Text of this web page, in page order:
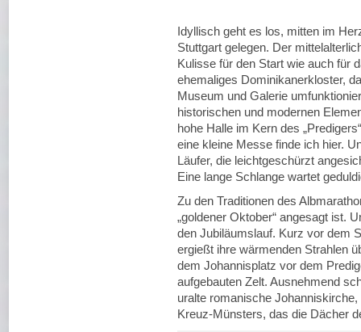
Idyllisch geht es los, mitten im
Stuttgart gelegen. Der
Kulisse für den Start wie auch für
ehemaliges Dominikanerkloster,
Museum und Galerie
historischen und modernen
hohe Halle im Kern des
eine kleine Messe finde ich hier.
Läufer, die leichtgeschürzt
Eine lange Schlange wartet
Zu den Traditionen des
„goldener Oktober“ angesagt ist.
den Jubiläumslauf. Kurz vor dem
ergießt ihre wärmenden Strahlen
dem Johannisplatz vor dem
aufgebauten Zelt. Ausnehmend
uralte romanische
Kreuz-Münsters, das die Dächer